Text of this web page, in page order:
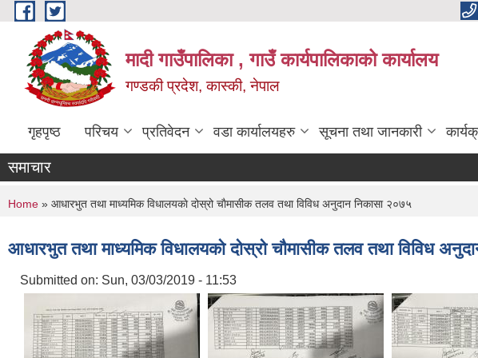
Skip to main content
मादी गाउँपालिका , गाउँ कार्यपालिकाको कार्यालय
गण्डकी प्रदेश, कास्की, नेपाल
गृहपृष्ठ परिचय प्रतिवेदन वडा कार्यालयहरु सूचना तथा जानकारी
समाचार
You are here
Home » आधारभुत तथा माध्यमिक विधालयकाे दोस्रो चाैमासीक तलव तथा विविध अनुदान निकासा २०७५
आधारभुत तथा माध्यमिक विधालयकाे दोस्रो चाैमासीक तलव तथा विविध
Submitted on: Sun, 03/03/2019 - 11:53